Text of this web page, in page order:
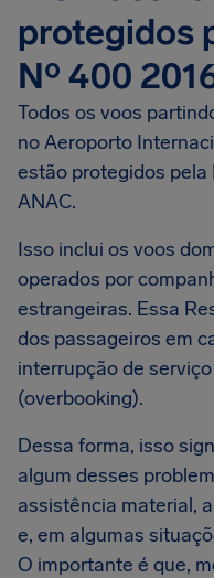
protegidos
Nº 400
Todos os voos
no Aeroporto
estão protegidos
ANAC.
Isso inclui os voos
operados por
estrangeiras. Essa
dos passageiros em
interrupção de
(overbooking).
Dessa forma, isso
algum desses
assistência material,
e, em algumas
O importante é que,